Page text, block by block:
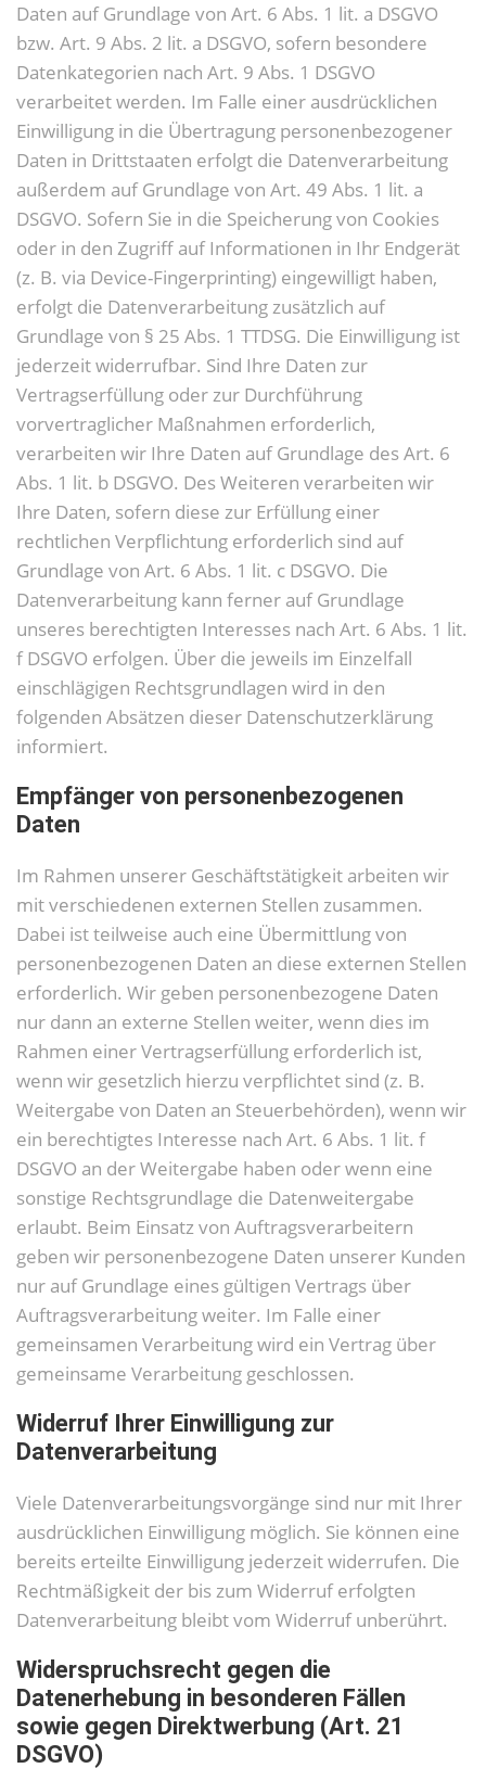
Daten auf Grundlage von Art. 6 Abs. 1 lit. a DSGVO
bzw. Art. 9 Abs. 2 lit. a DSGVO, sofern besondere
Datenkategorien nach Art. 9 Abs. 1 DSGVO
verarbeitet werden. Im Falle einer ausdrücklichen
Einwilligung in die Übertragung personenbezogener
Daten in Drittstaaten erfolgt die Datenverarbeitung
außerdem auf Grundlage von Art. 49 Abs. 1 lit. a
DSGVO. Sofern Sie in die Speicherung von Cookies
oder in den Zugriff auf Informationen in Ihr Endgerät
(z. B. via Device-Fingerprinting) eingewilligt haben,
erfolgt die Datenverarbeitung zusätzlich auf
Grundlage von § 25 Abs. 1 TTDSG. Die Einwilligung ist
jederzeit widerrufbar. Sind Ihre Daten zur
Vertragserfüllung oder zur Durchführung
vorvertraglicher Maßnahmen erforderlich,
verarbeiten wir Ihre Daten auf Grundlage des Art. 6
Abs. 1 lit. b DSGVO. Des Weiteren verarbeiten wir
Ihre Daten, sofern diese zur Erfüllung einer
rechtlichen Verpflichtung erforderlich sind auf
Grundlage von Art. 6 Abs. 1 lit. c DSGVO. Die
Datenverarbeitung kann ferner auf Grundlage
unseres berechtigten Interesses nach Art. 6 Abs. 1 lit.
f DSGVO erfolgen. Über die jeweils im Einzelfall
einschlägigen Rechtsgrundlagen wird in den
folgenden Absätzen dieser Datenschutzerklärung
informiert.
Empfänger von personenbezogenen
Daten
Im Rahmen unserer Geschäftstätigkeit arbeiten wir
mit verschiedenen externen Stellen zusammen.
Dabei ist teilweise auch eine Übermittlung von
personenbezogenen Daten an diese externen Stellen
erforderlich. Wir geben personenbezogene Daten
nur dann an externe Stellen weiter, wenn dies im
Rahmen einer Vertragserfüllung erforderlich ist,
wenn wir gesetzlich hierzu verpflichtet sind (z. B.
Weitergabe von Daten an Steuerbehörden), wenn wir
ein berechtigtes Interesse nach Art. 6 Abs. 1 lit. f
DSGVO an der Weitergabe haben oder wenn eine
sonstige Rechtsgrundlage die Datenweitergabe
erlaubt. Beim Einsatz von Auftragsverarbeitern
geben wir personenbezogene Daten unserer Kunden
nur auf Grundlage eines gültigen Vertrags über
Auftragsverarbeitung weiter. Im Falle einer
gemeinsamen Verarbeitung wird ein Vertrag über
gemeinsame Verarbeitung geschlossen.
Widerruf Ihrer Einwilligung zur
Datenverarbeitung
Viele Datenverarbeitungsvorgänge sind nur mit Ihrer
ausdrücklichen Einwilligung möglich. Sie können eine
bereits erteilte Einwilligung jederzeit widerrufen. Die
Rechtmäßigkeit der bis zum Widerruf erfolgten
Datenverarbeitung bleibt vom Widerruf unberührt.
Widerspruchsrecht gegen die
Datenerhebung in besonderen Fällen
sowie gegen Direktwerbung (Art. 21
DSGVO)